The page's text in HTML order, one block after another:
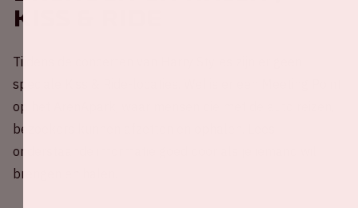
Kiss & Ride
Tijdens de concerten van Harry Styles zijn er geen
speciale Kiss & Ride-locaties. Wel is er een Meeting Point
op het ArenApark, waar mensen die met de auto reizen,
bezoekers kunnen afzetten en ophalen. Lees
onderstaande informatie goed door als je iemand wil
brengen en halen.